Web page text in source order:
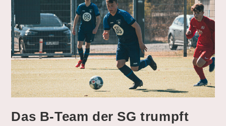
Das B-Team der SG trumpft